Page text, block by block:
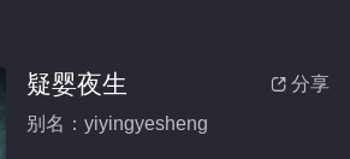
 分享
疑婴夜生
别名：yiyingyesheng